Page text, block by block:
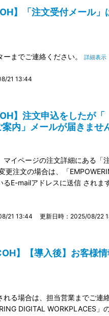
】「注文受付メール
までご連絡ください。 詳細表示
21 13:44
】注文申込をしたが「
案内」メールが届きま
マイページの注文詳細にある「
更注文の場合は、「
るE-mailアドレスに送信 されま
21 13:44 更新日時：2025/08/22
】【導入後】お客様
る場合は、担当営業までご連
DIGITAL WORKPLACES」